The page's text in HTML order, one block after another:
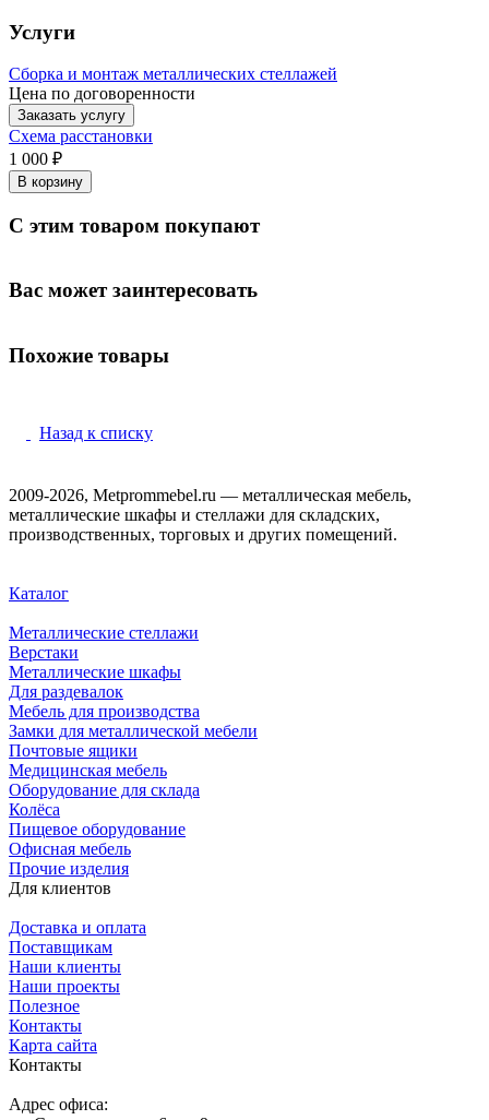
Услуги
Сборка и монтаж металлических стеллажей
Цена по договоренности
Заказать услугу
Схема расстановки
1 000 ₽
В корзину
С этим товаром покупают
Вас может заинтересовать
Похожие товары
Назад к списку
2009-2026, Metprommebel.ru — металлическая мебель,
металлические шкафы и стеллажи для складских,
производственных, торговых и других помещений.
Каталог
Металлические стеллажи
Верстаки
Металлические шкафы
Для раздевалок
Мебель для производства
Замки для металлической мебели
Почтовые ящики
Медицинская мебель
Оборудование для склада
Колёса
Пищевое оборудование
Офисная мебель
Прочие изделия
Для клиентов
Доставка и оплата
Поставщикам
Наши клиенты
Наши проекты
Полезное
Контакты
Карта сайта
Контакты
Адрес офиса: